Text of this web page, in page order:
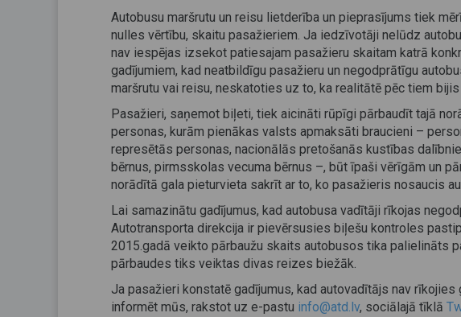
Autobusu maršrutu un reisu lietderība un pieprasījums tiek
nulles vērtību, skaitu pasažieriem. Ja iedzīvotāji nelūdz
nav iespējas izsekot patiesajam pasažieru skaitam katrā
gadījumiem, kad neatbildīgu pasažieru un negodprātīgu
maršrutu vai reisu, neskatoties uz to, ka realitātē pēc tiem
Pasažieri, saņemot biļeti, tiek aicināti rūpīgi pārbaudīt tajā
personas, kurām pienākas valsts apmaksāti braucieni –
represētās personas, nacionālās pretošanās kustības
bērnus, pirmsskolas vecuma bērnus –, būt īpaši vērīgām un
norādītā gala pieturvieta sakrīt ar to, ko pasažieris nosaucis
Lai samazinātu gadījumus, kad autobusa vadītāji rīkojas
Autotransporta direkcija ir pievērsusies biļešu kontroles
2015.gadā veikto pārbaužu skaits autobusos tika palielināts
pārbaudes tiks veiktas divas reizes biežāk.
Ja pasažieri konstatē gadījumus, kad autovadītājs nav
informēt mūs, rakstot uz e-pastu info@atd.lv, sociālajā tīklā